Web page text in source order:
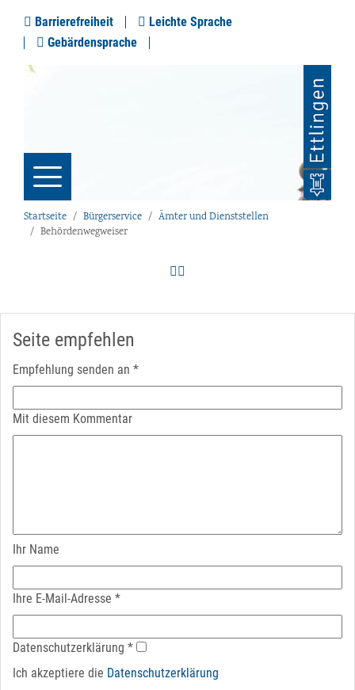
Barrierefreiheit
Leichte Sprache
Gebärdensprache
Startseite Bürgerservice
Ämter und Dienststellen
Behördenwegweiser
Seite empfehlen
Empfehlung senden an *
Mit diesem Kommentar
Ihr Name
Ihre E-Mail-Adresse *
Datenschutz­erklärung *
Ich akzeptiere die Datenschutz­erklärung